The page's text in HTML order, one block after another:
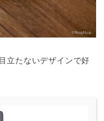
立たないデザインで好